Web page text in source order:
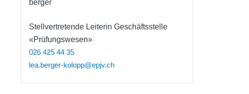
Stellvertretende Leiterin Geschäftsstelle
«Prüfungswesen»
026 425 44 35
lea.berger-kolopp@epjv.ch